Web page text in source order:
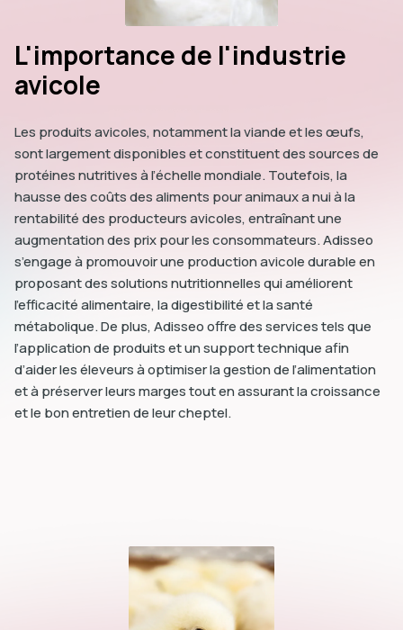
L'importance de l'industrie
avicole
Les produits avicoles, notamment la viande et les œufs,
sont largement disponibles et constituent des sources de
protéines nutritives à l’échelle mondiale. Toutefois, la
hausse des coûts des aliments pour animaux a nui à la
rentabilité des producteurs avicoles, entraînant une
augmentation des prix pour les consommateurs. Adisseo
s’engage à promouvoir une production avicole durable en
proposant des solutions nutritionnelles qui améliorent
l’efficacité alimentaire, la digestibilité et la santé
métabolique. De plus, Adisseo offre des services tels que
l’application de produits et un support technique afin
d’aider les éleveurs à optimiser la gestion de l’alimentation
et à préserver leurs marges tout en assurant la croissance
et le bon entretien de leur cheptel.